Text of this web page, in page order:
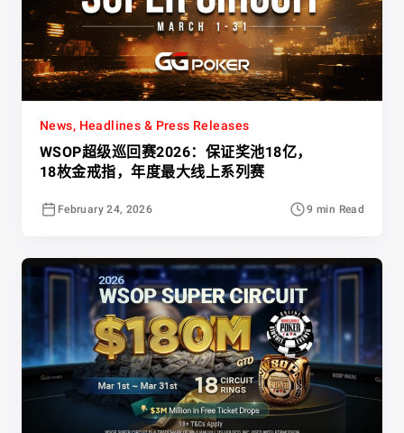
News, Headlines & Press Releases
WSOP超级巡回赛2026：保证奖池18亿，
18枚金戒指，年度最大线上系列赛
February 24, 2026 9 min Read